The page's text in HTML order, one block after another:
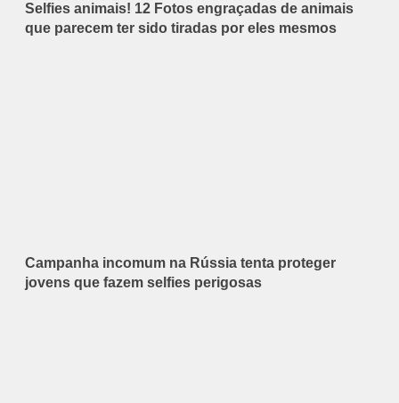
Selfies animais! 12 Fotos engraçadas de animais
que parecem ter sido tiradas por eles mesmos
Campanha incomum na Rússia tenta proteger
jovens que fazem selfies perigosas